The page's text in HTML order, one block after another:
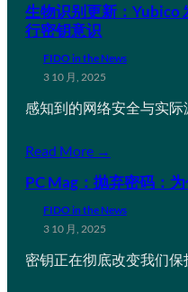
生物识别更新：Yubico
行密钥意识
FIDO in the News
3 10 月, 2025
感知到的网络安全与实际
Read More →
PC Mag：抛弃密码：
FIDO in the News
3 10 月, 2025
密钥正在彻底改变我们保